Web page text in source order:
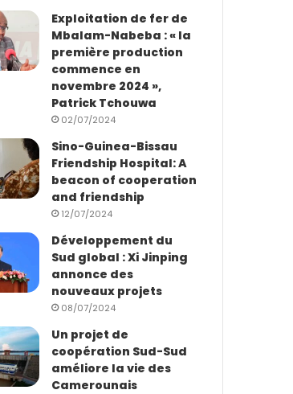
Exploitation de fer de
Mbalam-Nabeba : « la
première production
commence en
novembre 2024 »,
Patrick Tchouwa
02/07/2024
Sino-Guinea-Bissau
Friendship Hospital: A
beacon of cooperation
and friendship
12/07/2024
Développement du
Sud global : Xi Jinping
annonce des
nouveaux projets
08/07/2024
Un projet de
coopération Sud-Sud
améliore la vie des
Camerounais